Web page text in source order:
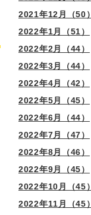
2021年12月（50）
2022年1月（51）
2022年2月（44）
2022年3月（44）
2022年4月（42）
2022年5月（45）
2022年6月（44）
2022年7月（47）
2022年8月（46）
2022年9月（45）
2022年10月（45）
2022年11月（45）